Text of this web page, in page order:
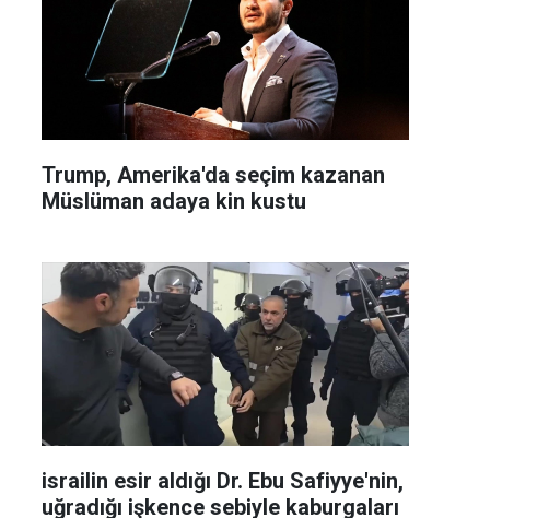
Trump, Amerika'da seçim kazanan
Müslüman adaya kin kustu
israilin esir aldığı Dr. Ebu Safiyye'nin,
uğradığı işkence sebiyle kaburgaları